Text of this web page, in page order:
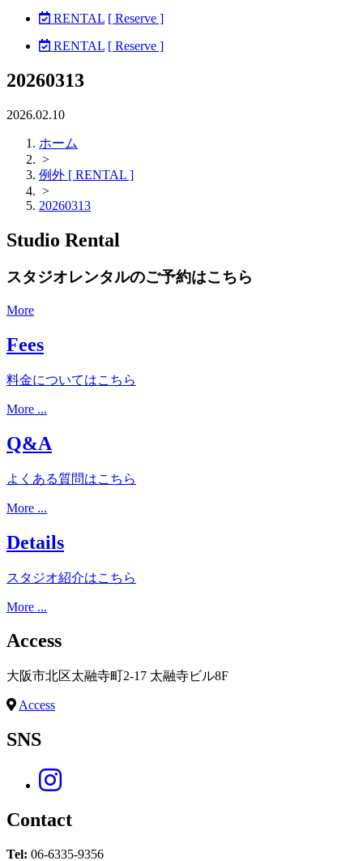
RENTAL [ Reserve ]
RENTAL [ Reserve ]
20260313
2026.02.10
ホーム
>
例外 [ RENTAL ]
>
20260313
Studio Rental
スタジオレンタルのご予約はこちら
More
Fees
料金についてはこちら
More ...
Q&A
よくある質問はこちら
More ...
Details
スタジオ紹介はこちら
More ...
Access
大阪市北区太融寺町2-17 太融寺ビル8F
Access
SNS
Contact
Tel: 06-6335-9356